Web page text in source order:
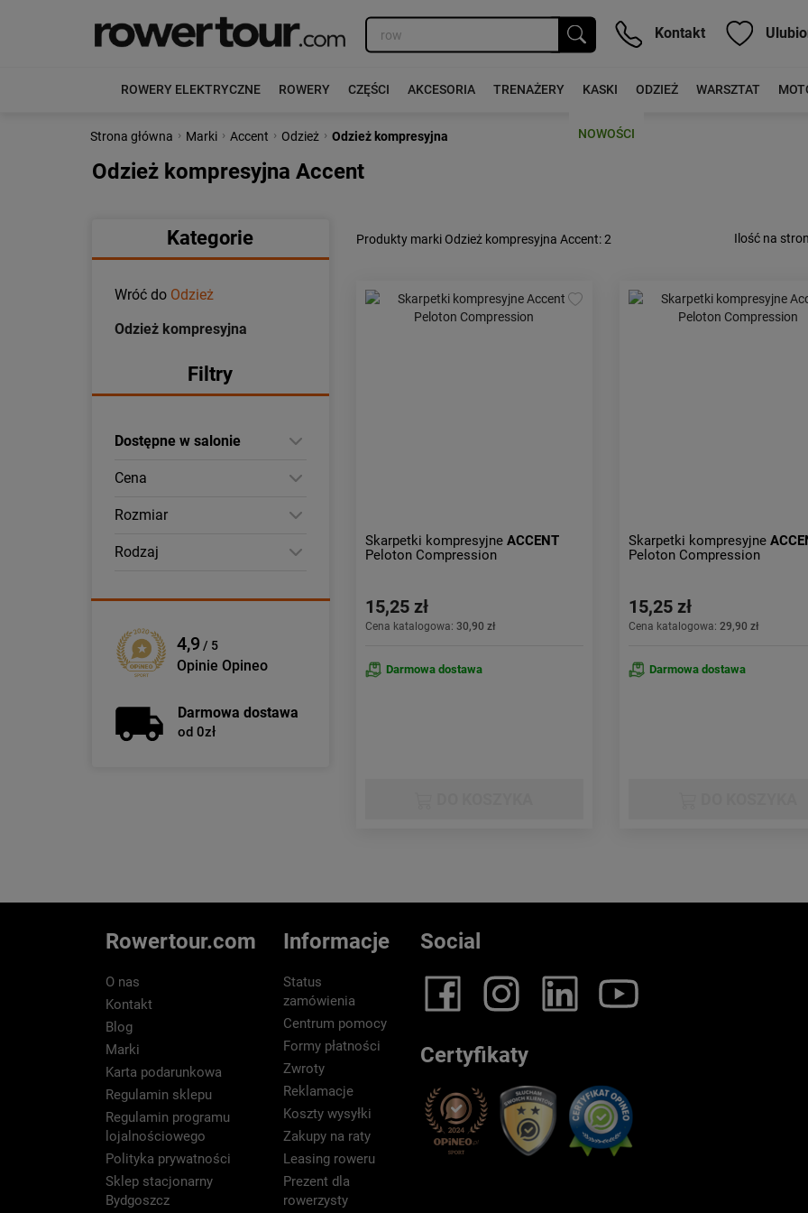
Kontakt
ROWERY ELEKTRYCZNE ROWERY CZĘŚCI AKCESORIA TRENAŻERY KASKI ODZIEŻ WARSZTAT
NOWOŚCI
Strona główna › Marki › Accent › Odzież › Odzież kompresyjna
Odzież kompresyjna Accent
Ilość na
Kategorie
Wróć do Odzież
Odzież kompresyjna
Filtry
Dostępne w salonie
Cena
Rozmiar
Rodzaj
4,9 / 5
Opinie Opineo
Darmowa dostawa
od 0zł
Produkty marki Odzież kompresyjna Accent: 2
Skarpetki kompresyjne ACCENT
Peloton Compression
15,25 zł
Cena katalogowa: 30,90 zł
Darmowa dostawa
Skarpetki kompresyjne
Peloton Compression
15,25 zł
Cena katalogowa: 29,90 zł
Darmowa dostawa
Rowertour.com
O nas
Kontakt
Blog
Marki
Karta podarunkowa
Regulamin sklepu
Regulamin programu
lojalnościowego
Polityka prywatności
Sklep stacjonarny
Bydgoszcz
Informacje
Status
zamówienia
Centrum pomocy
Formy płatności
Zwroty
Reklamacje
Koszty wysyłki
Zakupy na raty
Leasing roweru
Prezent dla
rowerzysty
Social
Certyfikaty